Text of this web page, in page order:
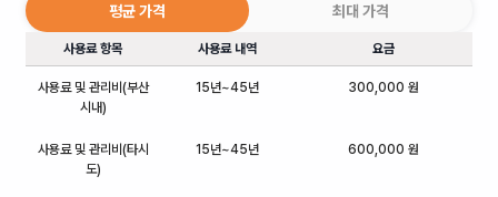
평균 가격 최대 가격
사용료 항목 사용료 내역 요금
사용료 및 관리비(부산
시내)
15년~45년 300,000 원
사용료 및 관리비(타시
도)
15년~45년 600,000 원